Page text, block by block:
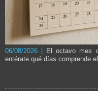
06/08/2026 | El octavo mes
entérate qué días comprende